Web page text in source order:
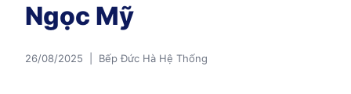
Ngọc Mỹ
26/08/2025 | Bếp Đức Hà Hệ Thống